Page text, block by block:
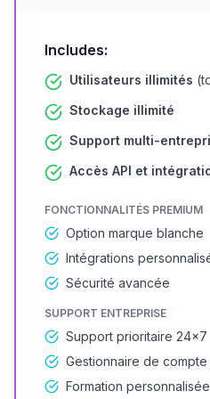
Includes:
Utilisateurs illimités
Stockage illimité
Support multi-
Accès API et
FONCTIONNALITÉS PREMIUM
Option marque blanche
Intégrations
Sécurité avancée
SUPPORT ENTREPRISE
Support prioritaire 24×7
Gestionnaire de
Formation personnalisée